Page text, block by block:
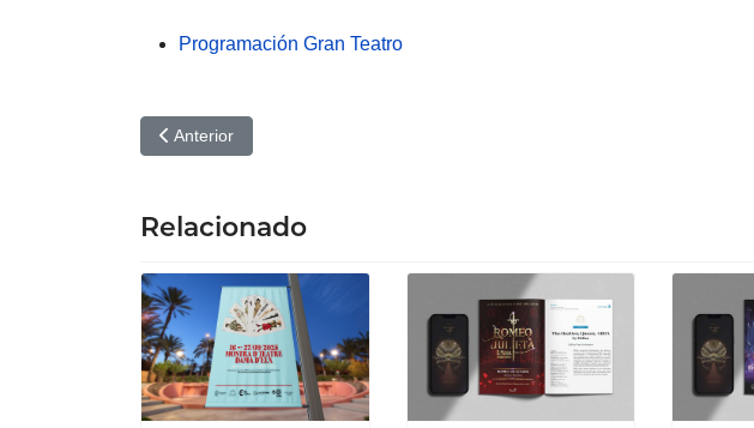
Programación Gran Teatro
Artículo anterior: Yunque, Origen: Gran Teatro de Elche
Anterior
Relacionado